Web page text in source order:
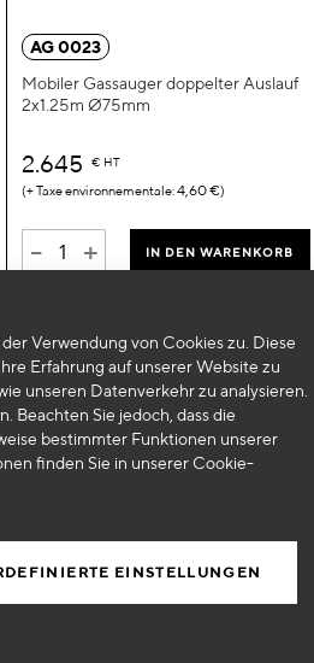
Verwendung von Cookies zu. Diese
Erfahrung auf unserer Website zu
unseren Datenverkehr zu analysieren.
Beachten Sie jedoch, dass die
bestimmter Funktionen unserer
finden Sie in unserer Cookie-
EINSTELLUNGEN
AG 0023
Mobiler Gassauger doppelter Auslauf
2x1.25m Ø75mm
2.645 € HT
4,60 €
- + IN DEN WARENKORB